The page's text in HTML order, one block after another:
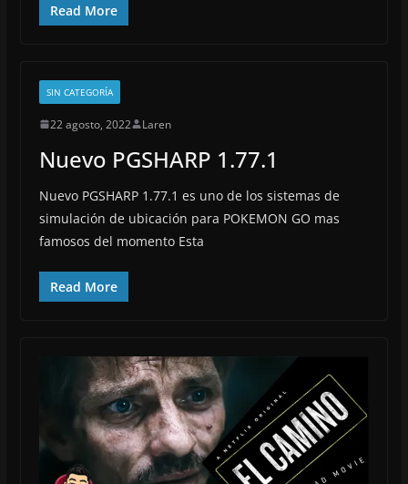
Read More
SIN CATEGORÍA
22 agosto, 2022 Laren
Nuevo PGSHARP 1.77.1
Nuevo PGSHARP 1.77.1 es uno de los sistemas de
simulación de ubicación para POKEMON GO mas
famosos del momento Esta
Read More